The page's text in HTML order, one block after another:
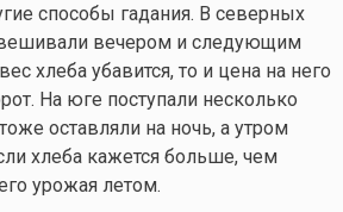
способы гадания. В северных
вечером и следующим
хлеба убавится, то и цена на него
На юге поступали несколько
оставляли на ночь, а утром
хлеба кажется больше, чем
урожая летом.